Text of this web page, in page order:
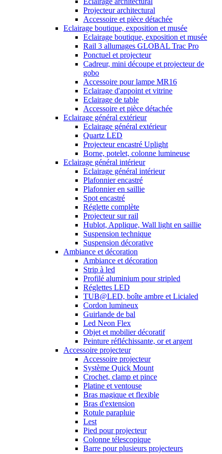
Projecteur architectural
Accessoire et pièce détachée
Eclairage boutique, exposition et musée
Eclairage boutique, exposition et musée
Rail 3 allumages GLOBAL Trac Pro
Ponctuel et projecteur
Cadreur, mini découpe et projecteur de
gobo
Accessoire pour lampe MR16
Eclairage d'appoint et vitrine
Eclairage de table
Accessoire et pièce détachée
Eclairage général extérieur
Eclairage général extérieur
Quartz LED
Projecteur encastré Uplight
Borne, potelet, colonne lumineuse
Eclairage général intérieur
Eclairage général intérieur
Plafonnier encastré
Plafonnier en saillie
Spot encastré
Réglette complète
Projecteur sur rail
Hublot, Applique, Wall light en saillie
Suspension technique
Suspension décorative
Ambiance et décoration
Ambiance et décoration
Strip à led
Profilé aluminium pour stripled
Réglettes LED
TUB@LED, boîte ambre et Licialed
Cordon lumineux
Guirlande de bal
Led Neon Flex
Objet et mobilier décoratif
Peinture réfléchissante, or et argent
Accessoire projecteur
Accessoire projecteur
Système Quick Mount
Crochet, clamp et pince
Platine et ventouse
Bras magique et flexible
Bras d'extension
Rotule parapluie
Lest
Pied pour projecteur
Colonne télescopique
Barre pour plusieurs projecteurs